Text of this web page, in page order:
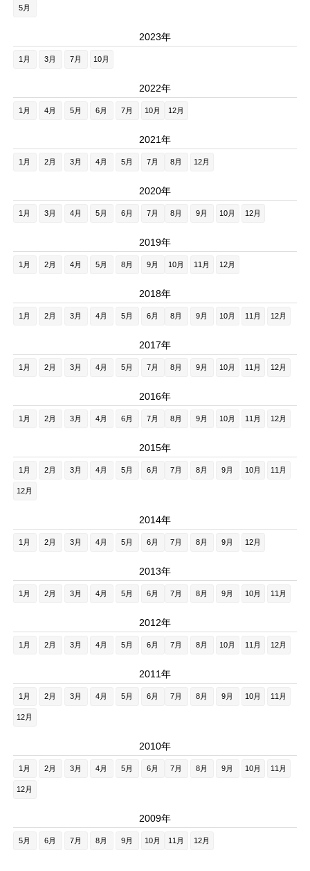
5月
2023年
1月 3月 7月 10月
2022年
1月 4月 5月 6月 7月 10月 12月
2021年
1月 2月 3月 4月 5月 7月 8月 12月
2020年
1月 3月 4月 5月 6月 7月 8月 9月 10月 12月
2019年
1月 2月 4月 5月 8月 9月 10月 11月 12月
2018年
1月 2月 3月 4月 5月 6月 8月 9月 10月 11月 12月
2017年
1月 2月 3月 4月 5月 7月 8月 9月 10月 11月 12月
2016年
1月 2月 3月 4月 6月 7月 8月 9月 10月 11月 12月
2015年
1月 2月 3月 4月 5月 6月 7月 8月 9月 10月 11月
12月
2014年
1月 2月 3月 4月 5月 6月 7月 8月 9月 12月
2013年
1月 2月 3月 4月 5月 6月 7月 8月 9月 10月 11月
2012年
1月 2月 3月 4月 5月 6月 7月 8月 10月 11月 12月
2011年
1月 2月 3月 4月 5月 6月 7月 8月 9月 10月 11月
12月
2010年
1月 2月 3月 4月 5月 6月 7月 8月 9月 10月 11月
12月
2009年
5月 6月 7月 8月 9月 10月 11月 12月